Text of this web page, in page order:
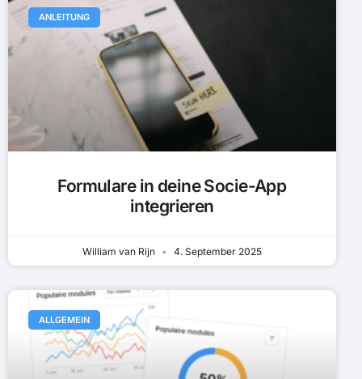
ANLEITUNG
Formulare in deine Socie-App
integrieren
William van Rijn 4. September 2025
ALLGEMEIN